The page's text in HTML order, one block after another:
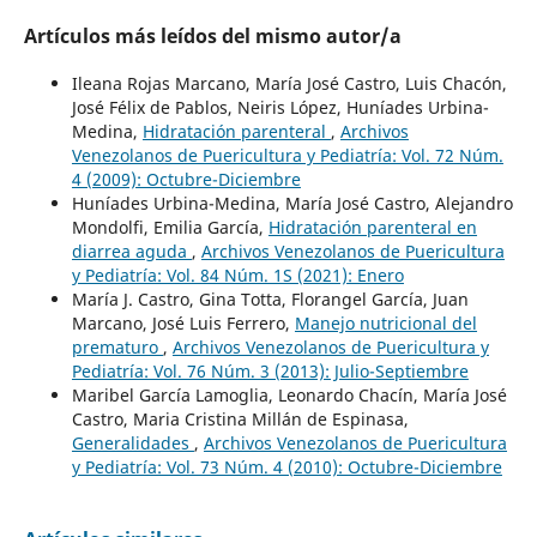
Artículos más leídos del mismo autor/a
Ileana Rojas Marcano, María José Castro, Luis Chacón,
José Félix de Pablos, Neiris López, Huníades Urbina-
Medina, Hidratación parenteral , Archivos
Venezolanos de Puericultura y Pediatría: Vol. 72 Núm.
4 (2009): Octubre-Diciembre
Huníades Urbina-Medina, María José Castro, Alejandro
Mondolfi, Emilia García, Hidratación parenteral en
diarrea aguda , Archivos Venezolanos de Puericultura
y Pediatría: Vol. 84 Núm. 1S (2021): Enero
María J. Castro, Gina Totta, Florangel García, Juan
Marcano, José Luis Ferrero, Manejo nutricional del
prematuro , Archivos Venezolanos de Puericultura y
Pediatría: Vol. 76 Núm. 3 (2013): Julio-Septiembre
Maribel García Lamoglia, Leonardo Chacín, María José
Castro, Maria Cristina Millán de Espinasa,
Generalidades , Archivos Venezolanos de Puericultura
y Pediatría: Vol. 73 Núm. 4 (2010): Octubre-Diciembre